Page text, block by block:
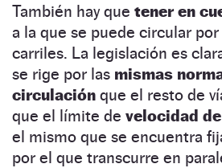
También hay que tener en
a la que se puede circular
carriles. La legislación es
se rige por las mismas
circulación que el resto de
que el límite de velocidad
el mismo que se encuentra
por el que transcurre en